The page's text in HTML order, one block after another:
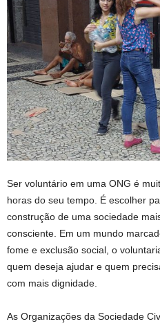
Ser voluntário em uma ONG é
horas do seu tempo. É escolher
construção de uma sociedade
consciente. Em um mundo
fome e exclusão social, o
quem deseja ajudar e quem
com mais dignidade.
As Organizações da Sociedade